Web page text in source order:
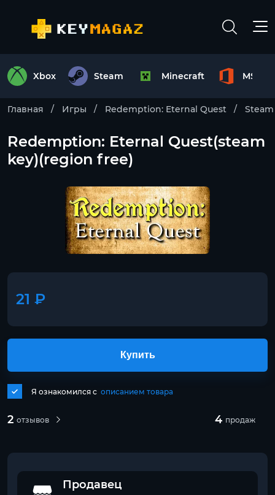
Xbox Steam Minecraft MS
Главная Игры Redemption: Eternal Quest Steam
Redemption: Eternal Quest(steam
key)(region free)
21 ₽
2 отзывов 4 продаж
Я ознакомился с описанием товара
Купить
Продавец